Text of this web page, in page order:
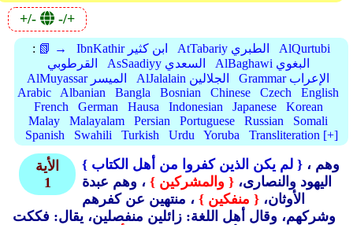
+/- -/+
: 📗 → IbnKathir ابن كثير AtTabariy الطبري
AlQurtubi
القرطوبي
AsSaadiyy السعدي
AlBaghawi البغوي
AlMuyassar الميسر
AlJalalain الجلالين
Grammar الإعراب
Arabic
Albanian Bangla Bosnian Chinese Czech
English
French
German Hausa Indonesian Japanese
Korean
Malay
Malayalam Persian Portuguese Russian
Somali
Spanish
Swahili Turkish Urdu Yoruba Transliteration [+]
الأية
1
{ لم يكن الذين كفروا من أهل الكتاب } ، وهم
اليهود والنصارى، { والمشركين } ، وهم عبدة
الأوثان، { منفكين } ، منتهين عن كفرهم
وشركهم، وقال أهل اللغة: زائلين منفصلين، يقال: فككت